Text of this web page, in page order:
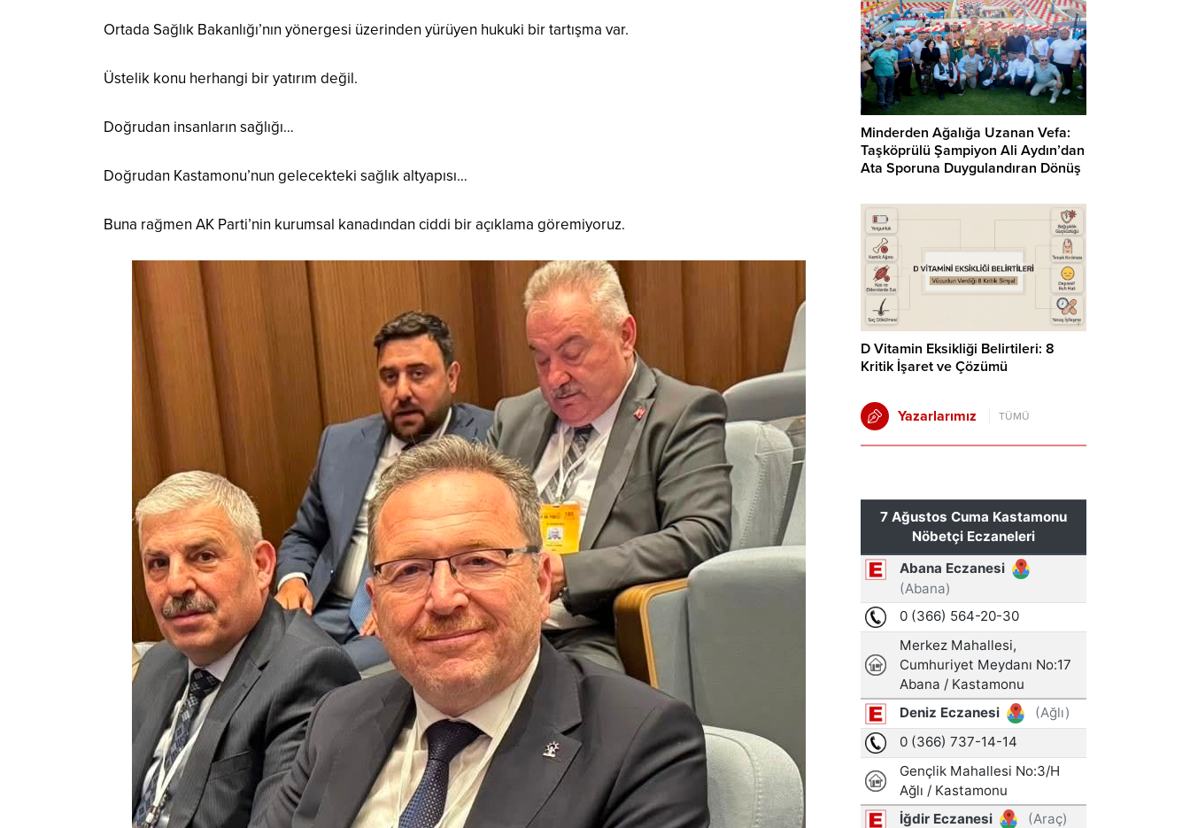
Ortada Sağlık Bakanlığı’nın yönergesi üzerinden yürüyen hukuki bir tartışma var.
Üstelik konu herhangi bir yatırım değil.
Doğrudan insanların sağlığı…
Doğrudan Kastamonu’nun gelecekteki sağlık altyapısı…
Buna rağmen AK Parti’nin kurumsal kanadından ciddi bir açıklama göremiyoruz.
Minderden Ağalığa Uzanan Vefa:
Taşköprülü Şampiyon Ali Aydın’dan
Ata Sporuna Duygulandıran Dönüş
D Vitamin Eksikliği Belirtileri: 8
Kritik İşaret ve Çözümü
Yazarlarımız TÜMÜ